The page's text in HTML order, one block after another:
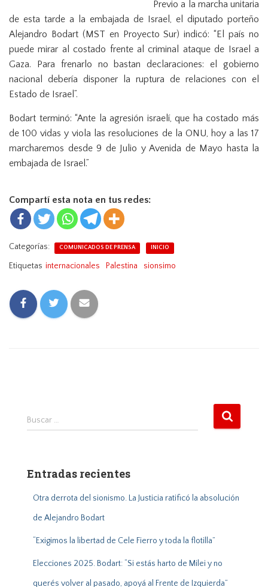
n
Previo a la marcha unitaria
de esta tarde a la embajada de Israel, el diputado porteño
Alejandro Bodart (MST en Proyecto Sur) indicó: “El país no
puede mirar al costado frente al criminal ataque de Israel a
Gaza. Para frenarlo no bastan declaraciones: el gobierno
nacional debería disponer la ruptura de relaciones con el
Estado de Israel”.
Bodart terminó: “Ante la agresión israelí, que ha costado más
de 100 vidas y viola las resoluciones de la ONU, hoy a las 17
marcharemos desde 9 de Julio y Avenida de Mayo hasta la
embajada de Israel.”
Compartí esta nota en tus redes:
Categorías: COMUNICADOS DE PRENSA INICIO
Etiquetas internacionales Palestina sionsimo
B
r
Buscar …
Entradas recientes
Otra derrota del sionismo. La Justicia ratificó la absolución
de Alejandro Bodart
“Exigimos la libertad de Cele Fierro y toda la flotilla”
Elecciones 2025. Bodart: “Si estás harto de Milei y no
querés volver al pasado, apoyá al Frente de Izquierda”